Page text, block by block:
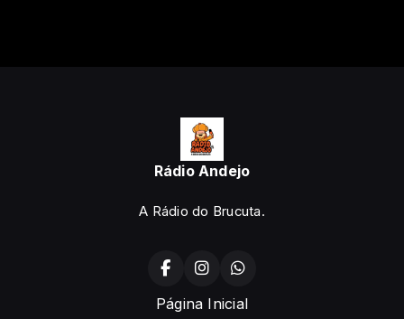
Rádio Andejo
A Rádio do Brucuta.
Página Inicial